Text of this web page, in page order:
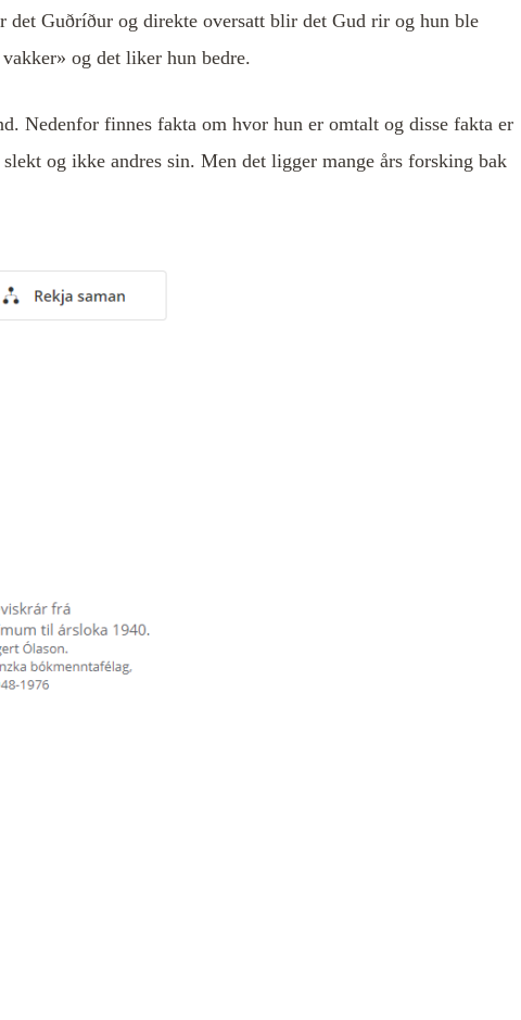
det Guðríður og direkte oversatt blir det Gud rir og hun ble
og det liker hun bedre.
Nedenfor finnes fakta om hvor hun er omtalt og disse fakta er
og ikke andres sin. Men det ligger mange års forsking bak